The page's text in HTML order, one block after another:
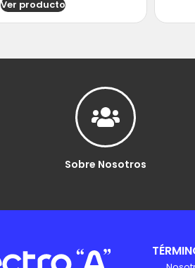
Ver producto
Sobre Nosotros